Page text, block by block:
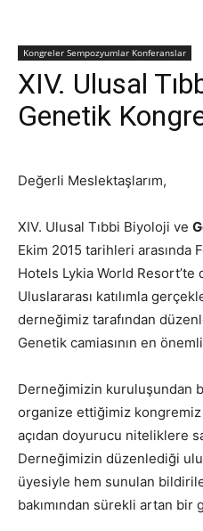
Kongreler Sempozyumlar Konferanslar
XIV. Ulusal
Genetik
Değerli Meslektaşlarım,
XIV. Ulusal Tıbbi Biyoloji ve
Ekim 2015 tarihleri arasında
Hotels Lykia World
Uluslararası katılımla
derneğimiz tarafından
Genetik camiasının en
Derneğimizin kuruluşundan
organize ettiğimiz
açıdan doyurucu niteliklere
Derneğimizin düzenlediği
üyesiyle hem sunulan
bakımından sürekli artan bir